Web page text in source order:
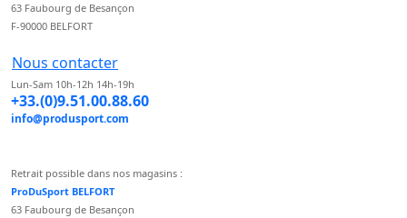
63 Faubourg de Besançon
F-90000 BELFORT
Nous contacter
Lun-Sam 10h-12h 14h-19h
+33.(0)9.51.00.88.60
info@produsport.com
Retrait possible dans nos magasins :
ProDuSport BELFORT
63 Faubourg de Besançon